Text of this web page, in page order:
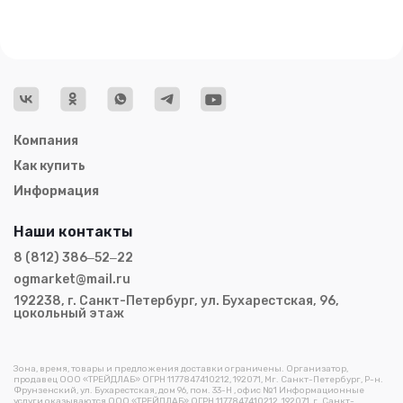
Компания
Как купить
Информация
Зона, время, товары и предложения доставки ограничены. Организатор,
продавец ООО «ТРЕЙДЛАБ» ОГРН 1177847410212, 192071, Мг. Санкт-Петербург, Р-н.
Фрунзенский, ул. Бухарестская, дом 96, пом. 33-Н , офис №1 Информационные
Наши контакты
8 (812) 386‒52‒22
ogmarket@mail.ru
192238, г. Санкт-Петербург, ул. Бухарестская, 96,
цокольный этаж